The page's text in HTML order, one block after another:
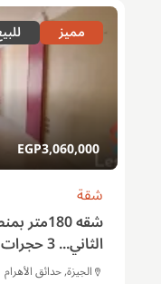
مميز
3,060,000
EGP
شقة
شقه
الثاني... 3 حجرات الصاله 3 قطع 2حمام 2 بلكونه..
الجيزة, حدائق الأهرام